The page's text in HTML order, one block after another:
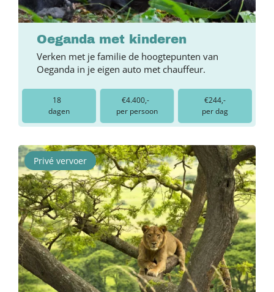
Oeganda met kinderen
Verken met je familie de hoogtepunten van
Oeganda in je eigen auto met chauffeur.
18
dagen
€4.400,-
per persoon
€244,-
per dag
Privé vervoer